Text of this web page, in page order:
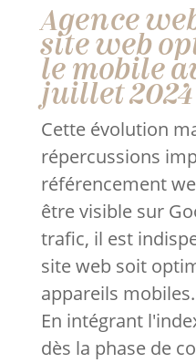
Agence
site web
le mobile
juillet 2024
Cette évolution
répercussions
référencement
être visible sur
trafic, il est
site web soit
appareils mobiles.
En intégrant
dès la phase de